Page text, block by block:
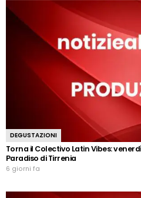
DEGUSTAZIONI
Torna il Colectivo Latin Vibes:
Paradiso di Tirrenia
6 giorni fa